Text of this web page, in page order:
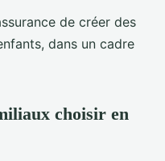
de créer des
dans un cadre
choisir en